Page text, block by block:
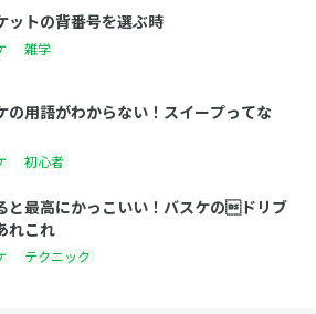
ットの背番号を選ぶ時
雑学
の用語がわからない！スイープってな
初心者
と最高にかっこいい！バスケのドリブ
れこれ
テクニック